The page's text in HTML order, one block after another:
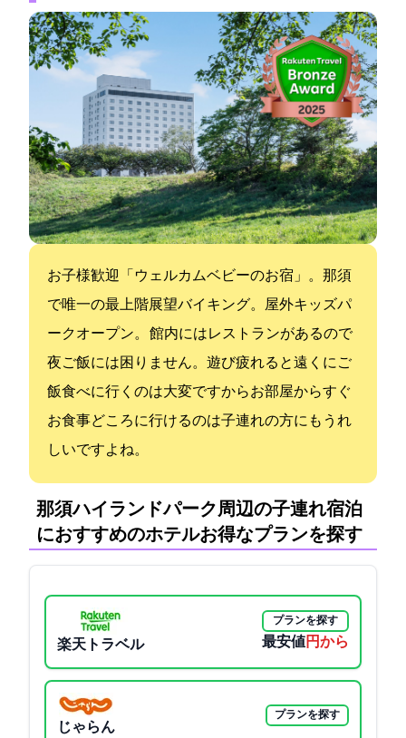
お子様歓迎「ウェルカムベビーのお宿」。那須
で唯一の最上階展望バイキング。屋外キッズパ
ークオープン。 館内にはレストランがあるので
夜ご飯には困りません。遊び疲れると遠くにご
飯食べに行くのは大変ですからお部屋からすぐ
お食事どころに行けるのは子連れの方にもうれ
しいですよね。
那須ハイランドパーク周辺の子連れ宿泊
におすすめのホテル:お得なプランを探す
楽天トラベル
プランを探す
最安値6270円から
じゃらん
プランを探す